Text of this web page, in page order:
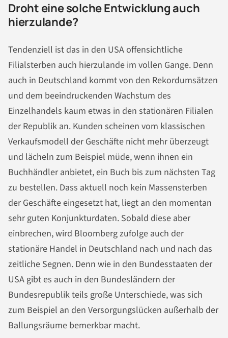
Droht eine solche Entwicklung auch
hierzulande?
Tendenziell ist das in den USA offensichtliche
Filialsterben auch hierzulande im vollen Gange. Denn
auch in Deutschland kommt von den Rekordumsätzen
und dem beeindruckenden Wachstum des
Einzelhandels kaum etwas in den stationären Filialen
der Republik an. Kunden scheinen vom klassischen
Verkaufsmodell der Geschäfte nicht mehr überzeugt
und lächeln zum Beispiel müde, wenn ihnen ein
Buchhändler anbietet, ein Buch bis zum nächsten Tag
zu bestellen. Dass aktuell noch kein Massensterben
der Geschäfte eingesetzt hat, liegt an den momentan
sehr guten Konjunkturdaten. Sobald diese aber
einbrechen, wird Bloomberg zufolge auch der
stationäre Handel in Deutschland nach und nach das
zeitliche Segnen. Denn wie in den Bundesstaaten der
USA gibt es auch in den Bundesländern der
Bundesrepublik teils große Unterschiede, was sich
zum Beispiel an den Versorgungslücken außerhalb der
Ballungsräume bemerkbar macht.